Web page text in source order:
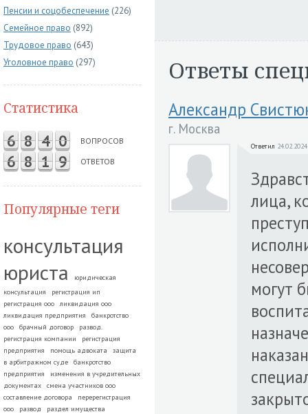
Пенсии и соцобеспечение (226)
Семейное право (892)
Трудовое право (643)
Уголовное право (297)
Статистика
6 8 4 0 ВОПРОСОВ
6 8 1 9 ОТВЕТОВ
Популярные теги
консультация
юриста
юридическая
консультация
регистрация ип
регистрация ооо
ликвидация ооо
ликвидация предприятия
банкротство
ооо
брачный договор
развод.
регистрация компании
регистрация
предприятия
помощь адвоката
защита
в арбитражном суде
банкротство
предприятия
изменения в учредительных
документах
смена участников ооо
составление договора
перерегистрация
ооо
развод раздел имущества
Ответы
Александр
г. Москва
Ответил
лица,
могут